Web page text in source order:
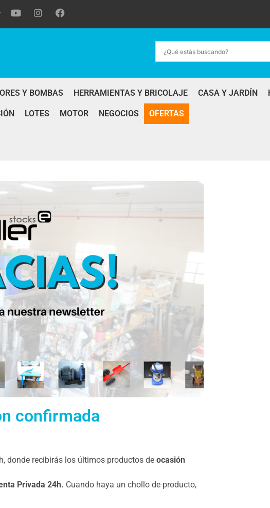
Y BOMBAS HERRAMIENTAS Y BRICOLAJE CASA Y JARDÍN
LOTES MOTOR NEGOCIOS OFERTAS
confirmada
donde recibirás los últimos productos de ocasión
Privada 24h. Cuando haya un chollo de producto,